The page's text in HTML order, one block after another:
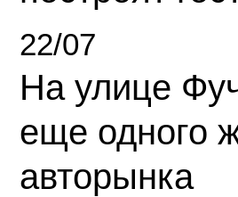
22/07
На улице
еще одного
авторынка